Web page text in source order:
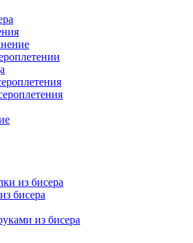
из бисера
бисера
из бисера